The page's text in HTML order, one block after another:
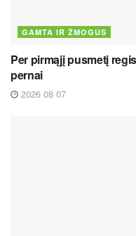
GAMTA IR ŽMOGUS
Per pirmąjį pusmetį
pernai
2026 08 07